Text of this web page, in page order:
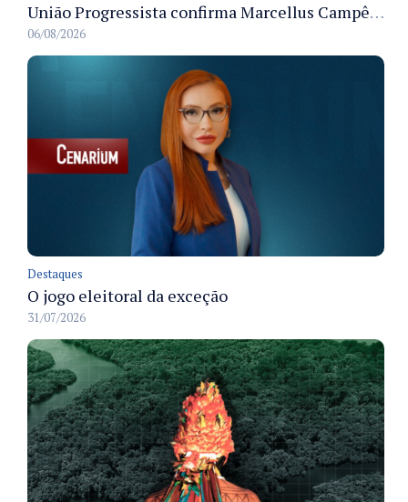
União Progressista confirma Marcellus Campêlo como candidato a deputado estadual
06/08/2026
Destaques
O jogo eleitoral da exceção
31/07/2026